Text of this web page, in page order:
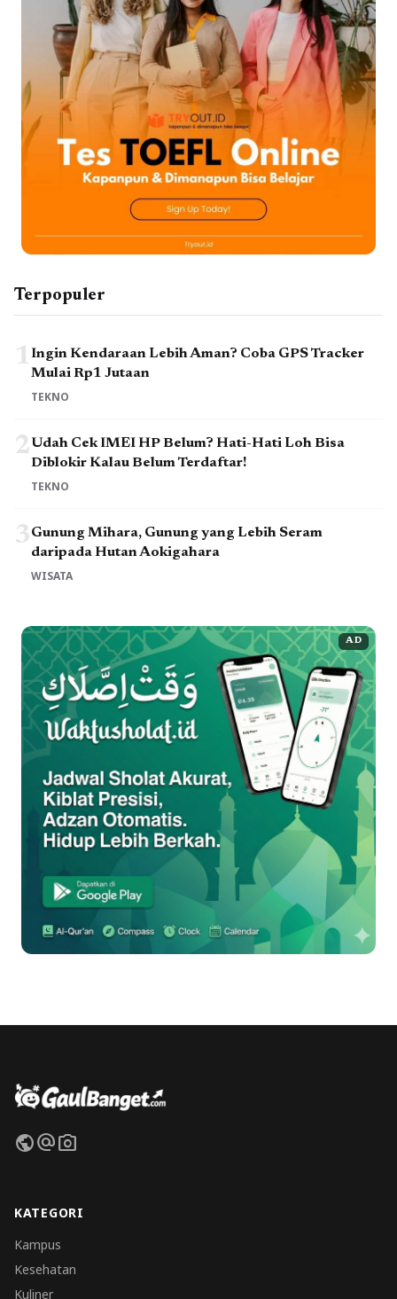
Terpopuler
1Ingin Kendaraan Lebih Aman? Coba GPS Tracker
Mulai Rp1 Jutaan
TEKNO
2Udah Cek IMEI HP Belum? Hati-Hati Loh Bisa
Diblokir Kalau Belum Terdaftar!
TEKNO
3Gunung Mihara, Gunung yang Lebih Seram
daripada Hutan Aokigahara
WISATA
AD
publicalternate_emailphoto_camera
KATEGORI
Kampus
Kesehatan
Kuliner